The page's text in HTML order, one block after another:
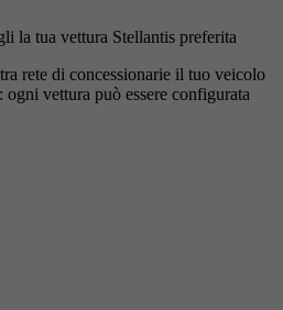
la tua vettura Stellantis preferita
rete di concessionarie il tuo veicolo
vettura può essere configurata